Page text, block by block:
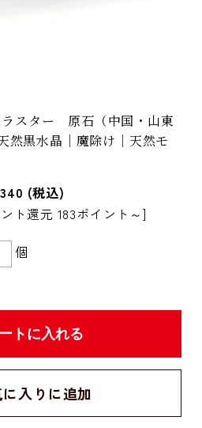
スター 原石（中国・山東
然黒水晶｜魔除け｜天然モ
(税込)
ト還元 183ポイント～]
個
トに入れる
入りに追加